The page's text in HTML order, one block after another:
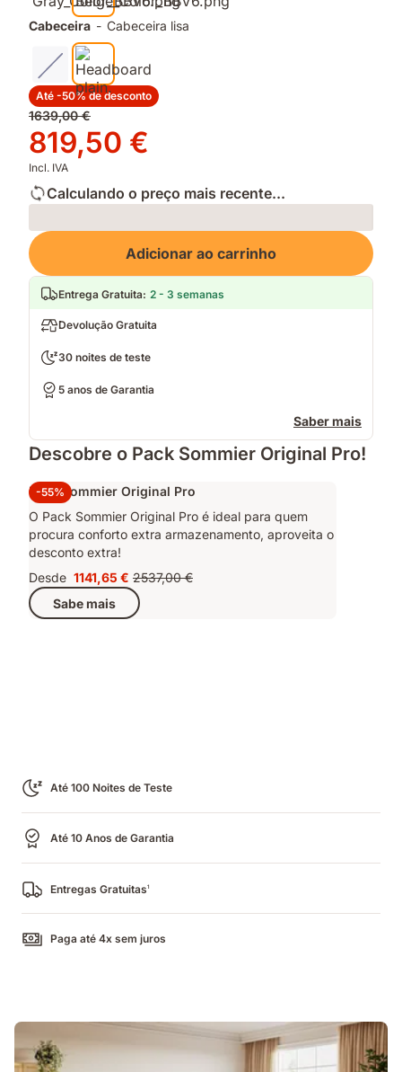
Cabeceira - Cabeceira lisa
Até -50% de desconto
Preço
original
1639,00 €
1639,00 €
Preço
819,50 €
819,50 €
Incl. IVA
Calculando o preço mais recente...
Loading
Adicionar ao carrinho
Entrega Gratuita: 2 - 3 semanas
Devolução Gratuita
30 noites de teste
5 anos de Garantia
Saber mais
Descobre o Pack Sommier Original Pro!
-55%
Pack Sommier Original Pro
O Pack Sommier Original Pro é ideal para quem
procura conforto extra armazenamento, aproveita o
desconto extra!
Desde Preço
1141,65 €
1141,65 € Preço
original
2537,00 €
2537,00 €
Sabe mais
Até 100 Noites de Teste
Até 10 Anos de Garantia
Entregas Gratuitas1
Paga até 4x sem juros